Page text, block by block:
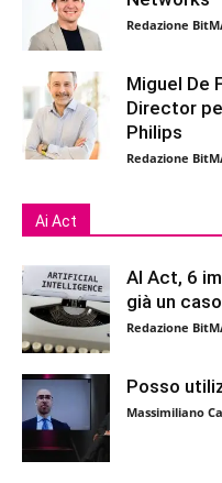
Redazione
Miguel De
Director
Philips
Redazione
Ai Act
AI Act, 6
già un
Redazione
Posso
Massimiliano